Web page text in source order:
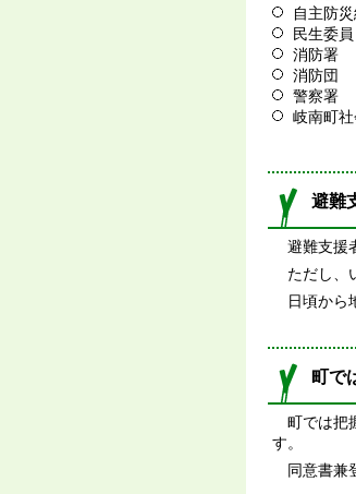
自主防
民生委
消防署
消防団
警察署
岐南町
避難
避難支援
ただし、
日頃から
町で
町では把
す。
同意書兼